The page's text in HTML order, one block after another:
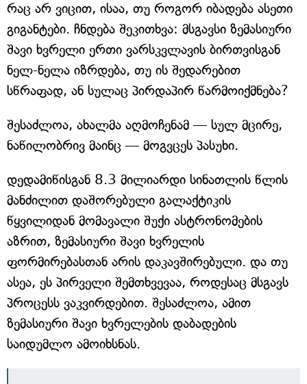
რაც არ ვიცით, ისაა, თუ როგორ იბადება ასეთი
გიგანტები. ჩნდება შეკითხვა: მსგავსი ზემასიური
შავი ხვრელი ერთი ვარსკვლავის ბირთვისგან
ნელ-ნელა იზრდება, თუ ის შედარებით
სწრაფად, ან სულაც პირდაპირ წარმოიქმნება?
შესაძლოა, ახალმა აღმოჩენამ — სულ მცირე,
ნაწილობრივ მაინც — მოგვცეს პასუხი.
დედამიწისგან 8.3 მილიარდი სინათლის წლის
მანძილით დაშორებული გალაქტიკის
წყვილიდან მომავალი შუქი ასტრონომების
აზრით, ზემასიური შავი ხვრელის
ფორმირებასთან არის დაკავშირებული. და თუ
ასეა, ეს პირველი შემთხვევაა, როდესაც მსგავს
პროცესს ვაკვირდებით. შესაძლოა, ამით
ზემასიური შავი ხვრელების დაბადების
საიდუმლო ამოიხსნას.